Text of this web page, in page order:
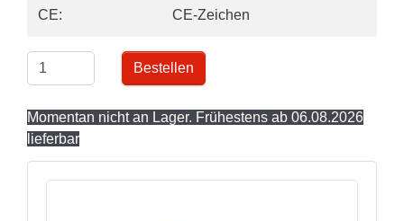
CE: CE-Zeichen
Bestellen
Momentan nicht an Lager. Frühestens ab 06.08.2026
lieferbar